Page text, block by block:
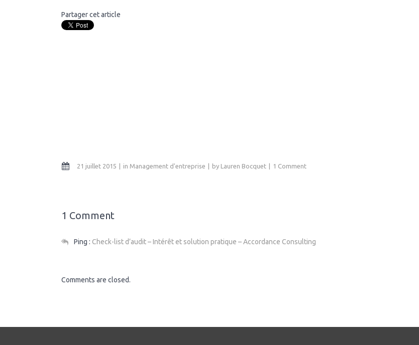
Partager cet article
21 juillet 2015 in Management d'entreprise by Lauren Bocquet 1 Comment
1 Comment
Ping : Check-list d’audit – Intérêt et solution pratique – Accordance Consulting
Comments are closed.